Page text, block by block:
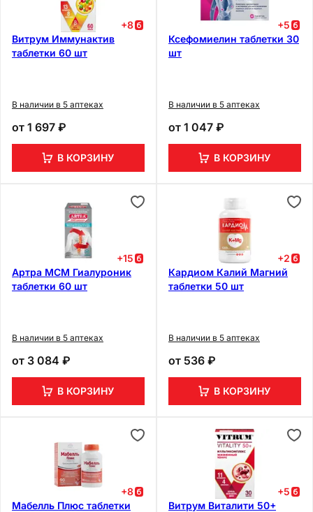
+8
Витрум Иммунактив
таблетки 60 шт
В наличии в 5 аптеках
от 1 697 ₽
В КОРЗИНУ
+5
Ксефомиелин таблетки 30
шт
В наличии в 5 аптеках
от 1 047 ₽
В КОРЗИНУ
+15
Артра МСМ Гиалуроник
таблетки 60 шт
В наличии в 5 аптеках
от 3 084 ₽
В КОРЗИНУ
+2
Кардиом Калий Магний
таблетки 50 шт
В наличии в 5 аптеках
от 536 ₽
В КОРЗИНУ
+8
Мабелль Плюс таблетки
+5
Витрум Виталити 50+